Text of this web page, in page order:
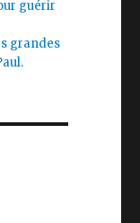
guérir
grandes